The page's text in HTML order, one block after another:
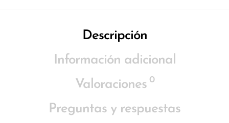
Descripción
Información adicional
Valoraciones 0
Preguntas y respuestas